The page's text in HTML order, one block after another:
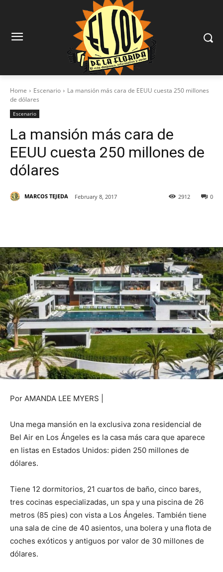
Home Escenario
La mansión más cara de EEUU cuesta 250 millones
de dólares
Escenario
La mansión más cara de
EEUU cuesta 250 millones de
dólares
MARCOS TEJEDA February 8, 2017 0
2912
Por AMANDA LEE MYERS |
Una mega mansión en la exclusiva zona residencial de
Bel Air en Los Ángeles es la casa más cara que aparece
en listas en Estados Unidos: piden 250 millones de
dólares.
Tiene 12 dormitorios, 21 cuartos de baño, cinco bares,
tres cocinas especializadas, un spa y una piscina de 26
metros (85 pies) con vista a Los Ángeles. También tiene
una sala de cine de 40 asientos, una bolera y una flota de
coches exóticos y antiguos por valor de 30 millones de
dólares.